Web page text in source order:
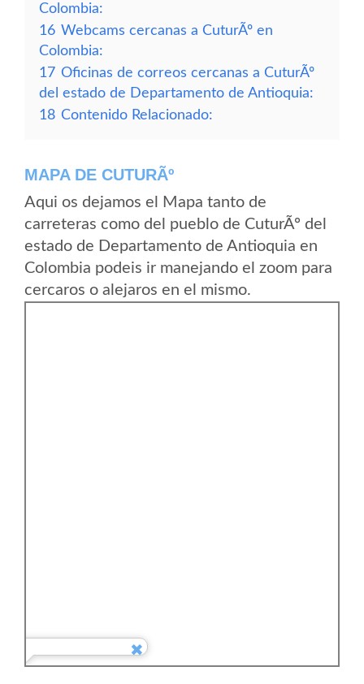
Colombia:
16 Webcams cercanas a CuturÃº en
Colombia:
17 Oficinas de correos cercanas a CuturÃº
del estado de Departamento de Antioquia:
18 Contenido Relacionado:
MAPA DE CUTURÃº
Aqui os dejamos el Mapa tanto de
carreteras como del pueblo de CuturÃº del
estado de Departamento de Antioquia en
Colombia podeis ir manejando el zoom para
cercaros o alejaros en el mismo.